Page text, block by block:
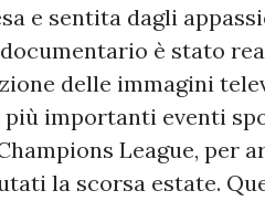
e sentita dagli
è stato
delle immagini
più importanti eventi
League, per
la scorsa estate.